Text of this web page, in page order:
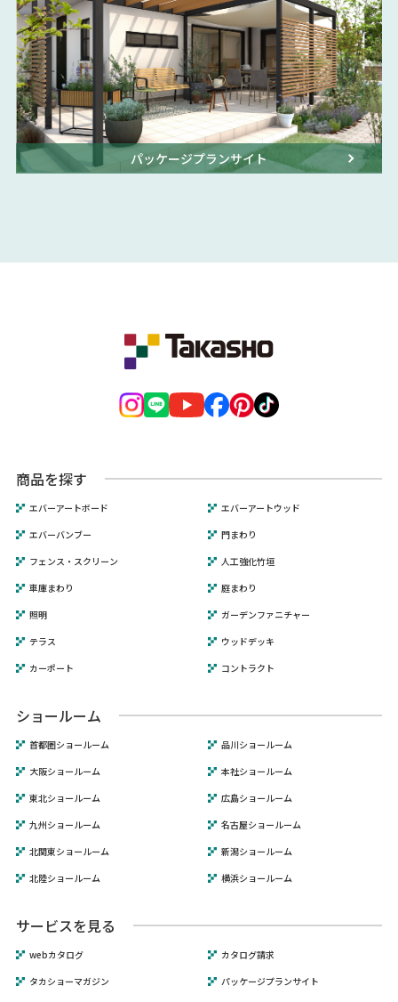
パッケージプランサイト
商品を探す
エバーアートボード
エバーアートウッド
エバーバンブー
門まわり
フェンス・スクリーン
人工強化竹垣
車庫まわり
庭まわり
照明
ガーデンファニチャー
テラス
ウッドデッキ
カーポート
コントラクト
ショールーム
首都圏ショールーム
品川ショールーム
大阪ショールーム
本社ショールーム
東北ショールーム
広島ショールーム
九州ショールーム
名古屋ショールーム
北関東ショールーム
新潟ショールーム
北陸ショールーム
横浜ショールーム
サービスを見る
webカタログ
カタログ請求
タカショーマガジン
パッケージプランサイト